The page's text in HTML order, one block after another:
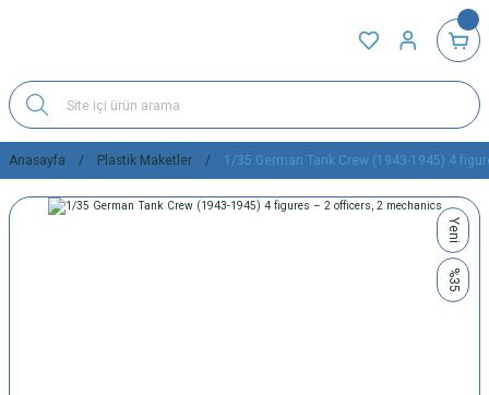
Anasayfa Plastik Maketler 1/35 German Tank Crew (1943-1945) 4
Yeni
%35